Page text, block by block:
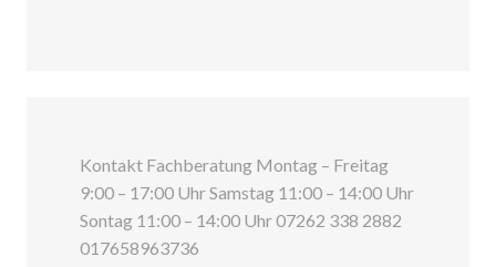
Kontakt Fachberatung Montag – Freitag
9:00 – 17:00 Uhr Samstag 11:00 – 14:00 Uhr
Sontag 11:00 – 14:00 Uhr 07262 338 2882
017658963736